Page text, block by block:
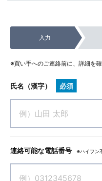
速に事業評価を行い、前
療を行うための設備・環
入力
※買い手へのご連絡前に、詳細を
氏名（漢字） 必須
連絡可能な電話番号 ※ハイフン